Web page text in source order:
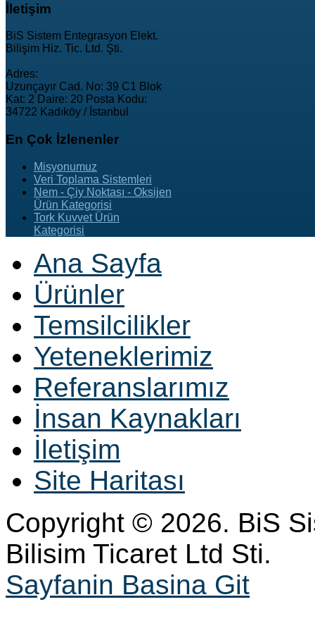
İletişim
BiS Sistem Entegrasyon Elekt.
Bilişim Hiz. Tic. Ltd. Şti.
Adres:
Uzunçayır Cad. No: 39 C1 Blok
Kat: 2 Daire: 20 Posta Kodu:
34722 Kadıköy / İstanbul
En Çok İzlenenler
Misyonumuz
Veri Toplama Sistemleri
Nem - Çiy Noktası - Oksijen
Ürün Kategorisi
Tork Kuvvet Ürün
Kategorisi
Ana Sayfa
Ürünler
Temsilcilikler
Yeteneklerimiz
Referanslarımız
İnsan Kaynakları
İletişim
Site Haritası
Copyright © 2026. BiS
Bilisim Ticaret Ltd Sti.
Sayfanin Basina Git